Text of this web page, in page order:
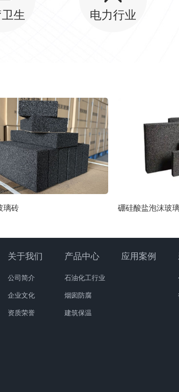
生 电力行业
璃砖 硼硅酸盐泡沫玻
关于我们
公司简介
企业文化
资质荣誉
产品中心
石油化工行业
烟囱防腐
建筑保温
应用案例